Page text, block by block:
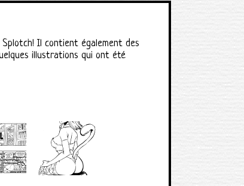
Il contient également des
illustrations qui ont été